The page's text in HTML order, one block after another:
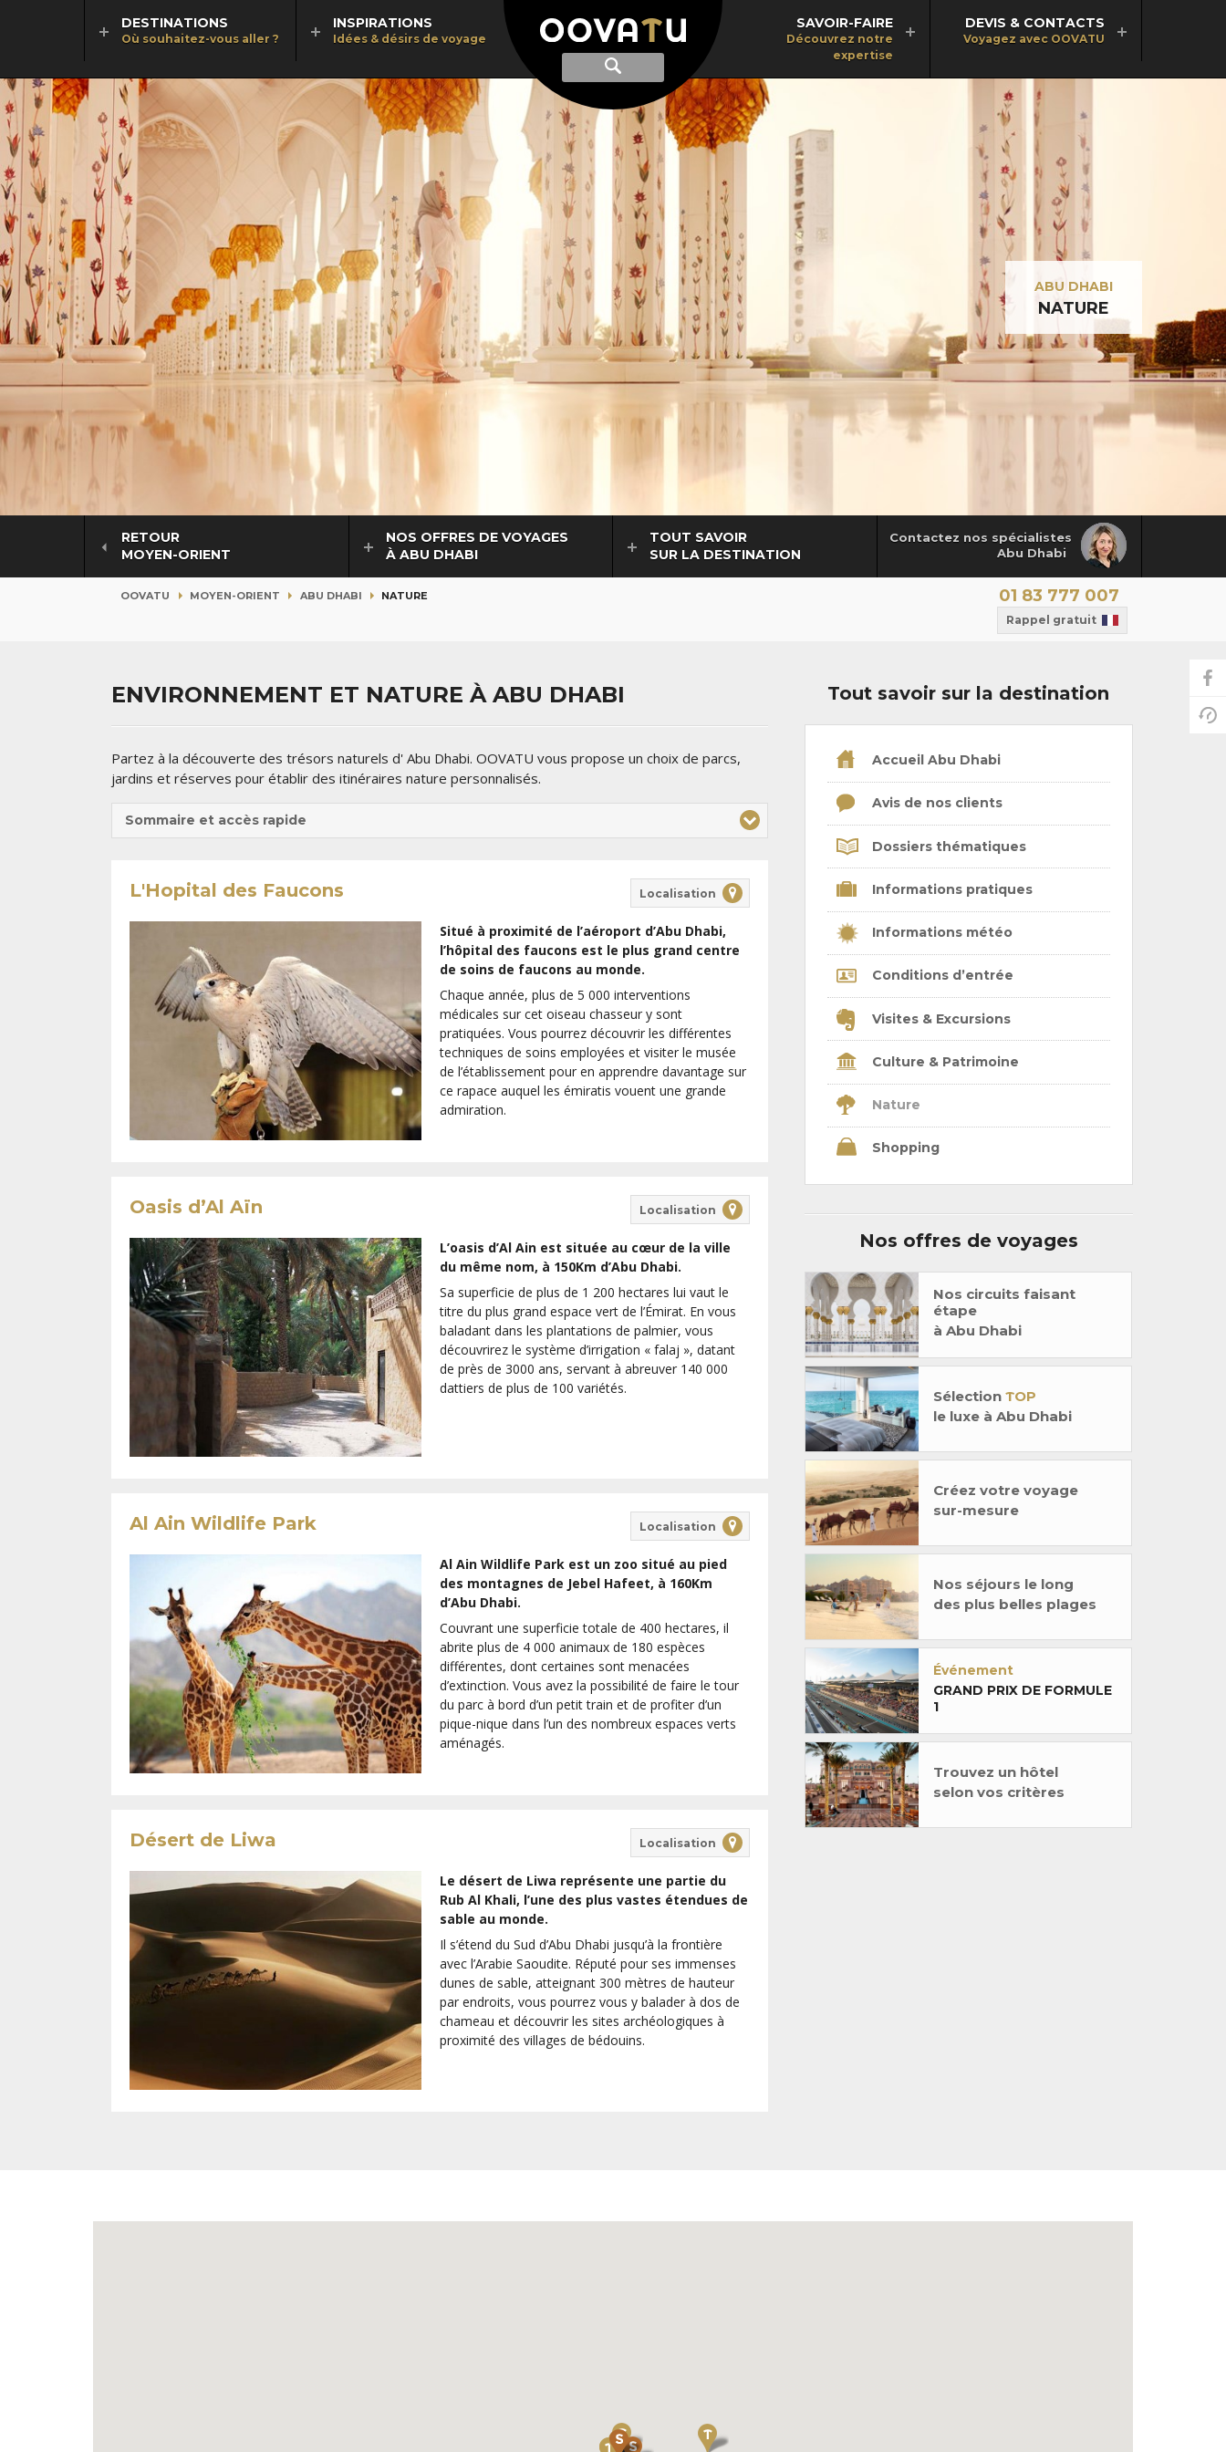
Afficher
recherche
Recherche
DESTINATIONS
Où souhaitez-vous aller ?
INSPIRATIONS
Idées & désirs de voyage
SAVOIR-FAIRE
Découvrez notre
expertise
DEVIS & CONTACTS
Voyagez avec OOVATU
ABU DHABI
NATURE
Contactez nos spécialistes
Abu Dhabi
RETOUR
MOYEN-ORIENT
NOS OFFRES DE VOYAGES
À ABU DHABI
TOUT SAVOIR
SUR LA DESTINATION
OOVATU MOYEN-ORIENT ABU DHABI NATURE 01 83 777 007
Rappel gratuit
ENVIRONNEMENT ET NATURE À ABU DHABI
Partez à la découverte des trésors naturels d' Abu Dhabi. OOVATU vous propose un choix de parcs,
jardins et réserves pour établir des itinéraires nature personnalisés.
Sommaire et accès rapide
L'Hopital des Faucons Localisation
Situé à proximité de l’aéroport d’Abu Dhabi,
l’hôpital des faucons est le plus grand centre
de soins de faucons au monde.
Chaque année, plus de 5 000 interventions
médicales sur cet oiseau chasseur y sont
pratiquées. Vous pourrez découvrir les différentes
techniques de soins employées et visiter le musée
de l’établissement pour en apprendre davantage sur
ce rapace auquel les émiratis vouent une grande
admiration.
Oasis d’Al Aïn Localisation
L’oasis d’Al Ain est située au cœur de la ville
du même nom, à 150Km d’Abu Dhabi.
Sa superficie de plus de 1 200 hectares lui vaut le
titre du plus grand espace vert de l’Émirat. En vous
baladant dans les plantations de palmier, vous
découvrirez le système d’irrigation « falaj », datant
de près de 3000 ans, servant à abreuver 140 000
dattiers de plus de 100 variétés.
Al Ain Wildlife Park Localisation
Al Ain Wildlife Park est un zoo situé au pied
des montagnes de Jebel Hafeet, à 160Km
d’Abu Dhabi.
Couvrant une superficie totale de 400 hectares, il
abrite plus de 4 000 animaux de 180 espèces
différentes, dont certaines sont menacées
d’extinction. Vous avez la possibilité de faire le tour
du parc à bord d’un petit train et de profiter d’un
pique-nique dans l’un des nombreux espaces verts
aménagés.
Désert de Liwa Localisation
Le désert de Liwa représente une partie du
Rub Al Khali, l’une des plus vastes étendues de
sable au monde.
Il s’étend du Sud d’Abu Dhabi jusqu’à la frontière
avec l’Arabie Saoudite. Réputé pour ses immenses
dunes de sable, atteignant 300 mètres de hauteur
par endroits, vous pourrez vous y balader à dos de
chameau et découvrir les sites archéologiques à
proximité des villages de bédouins.
Tout savoir sur la destination
Accueil Abu Dhabi
Avis de nos clients
Dossiers thématiques
Informations pratiques
Informations météo
Conditions d’entrée
Visites & Excursions
Culture & Patrimoine
Nature
Shopping
Nos offres de voyages
Nos circuits faisant
étape
à Abu Dhabi
SélectionTOP
le luxe à Abu Dhabi
Créez votre voyage
sur-mesure
Nos séjours le long
des plus belles plages
Événement
GRAND PRIX DE FORMULE
1
Trouvez un hôtel
selon vos critères